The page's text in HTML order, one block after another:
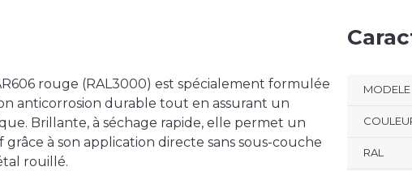
rouge (RAL3000) est spécialement formulée
anticorrosion durable tout en assurant un
Brillante, à séchage rapide, elle permet un
grâce à son application directe sans sous-couche
rouillé.
MODELE
RAL